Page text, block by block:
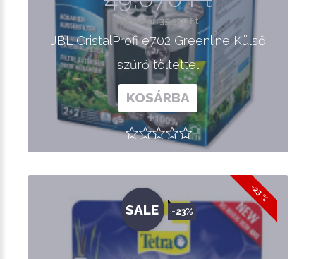
Nettó ár: 35,976 Ft
JBL CristalProfi e702 Greenline Külső
szűrő töltettel
KOSÁRBA
-23 %
SALE -23%